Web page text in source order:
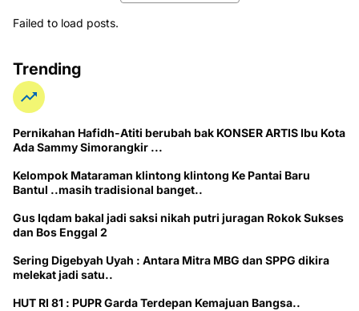
Failed to load posts.
Trending
Pernikahan Hafidh-Atiti berubah bak KONSER ARTIS Ibu Kota
Ada Sammy Simorangkir ...
Kelompok Mataraman klintong klintong Ke Pantai Baru
Bantul ..masih tradisional banget..
Gus Iqdam bakal jadi saksi nikah putri juragan Rokok Sukses
dan Bos Enggal 2
Sering Digebyah Uyah : Antara Mitra MBG dan SPPG dikira
melekat jadi satu..
HUT RI 81 : PUPR Garda Terdepan Kemajuan Bangsa..